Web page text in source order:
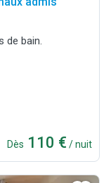
de bain.
Dès 110 € / nuit